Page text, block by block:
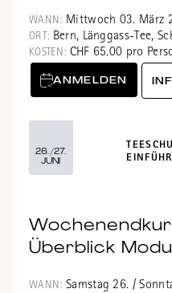
WANN: Mittwoch 03. März
ORT: Bern, Länggass-Tee,
KOSTEN: CHF 65.00 pro
ANMELDEN
26./27.
JUNI
Überblick
WANN: Samstag 26. /